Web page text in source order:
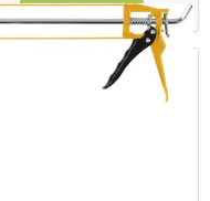
Купить